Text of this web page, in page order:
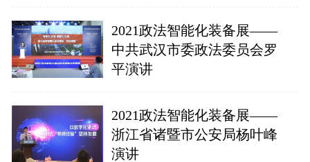
2021政法智能化装备展——
中共武汉市委政法委员会罗
平演讲
2021政法智能化装备展——
浙江省诸暨市公安局杨叶峰
演讲